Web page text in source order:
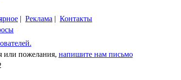
| Реклама | Контакты
или пожелания, напишите нам письмо